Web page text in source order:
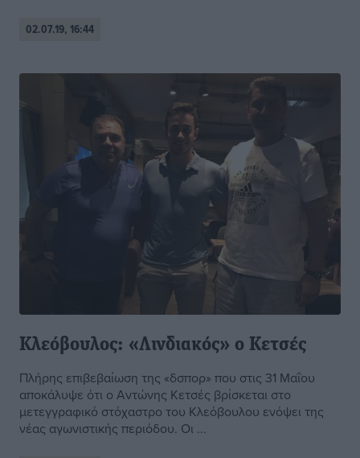
02.07.19, 16:44
Κλεόβουλος: «Λινδιακός» ο Κετσές
Πλήρης επιβεβαίωση της «δσπορ» που στις 31 Μαΐου
αποκάλυψε ότι ο Αντώνης Κετσές βρίσκεται στο
μετεγγραφικό στόχαστρο του Κλεόβουλου ενόψει της
νέας αγωνιστικής περιόδου. Οι ...